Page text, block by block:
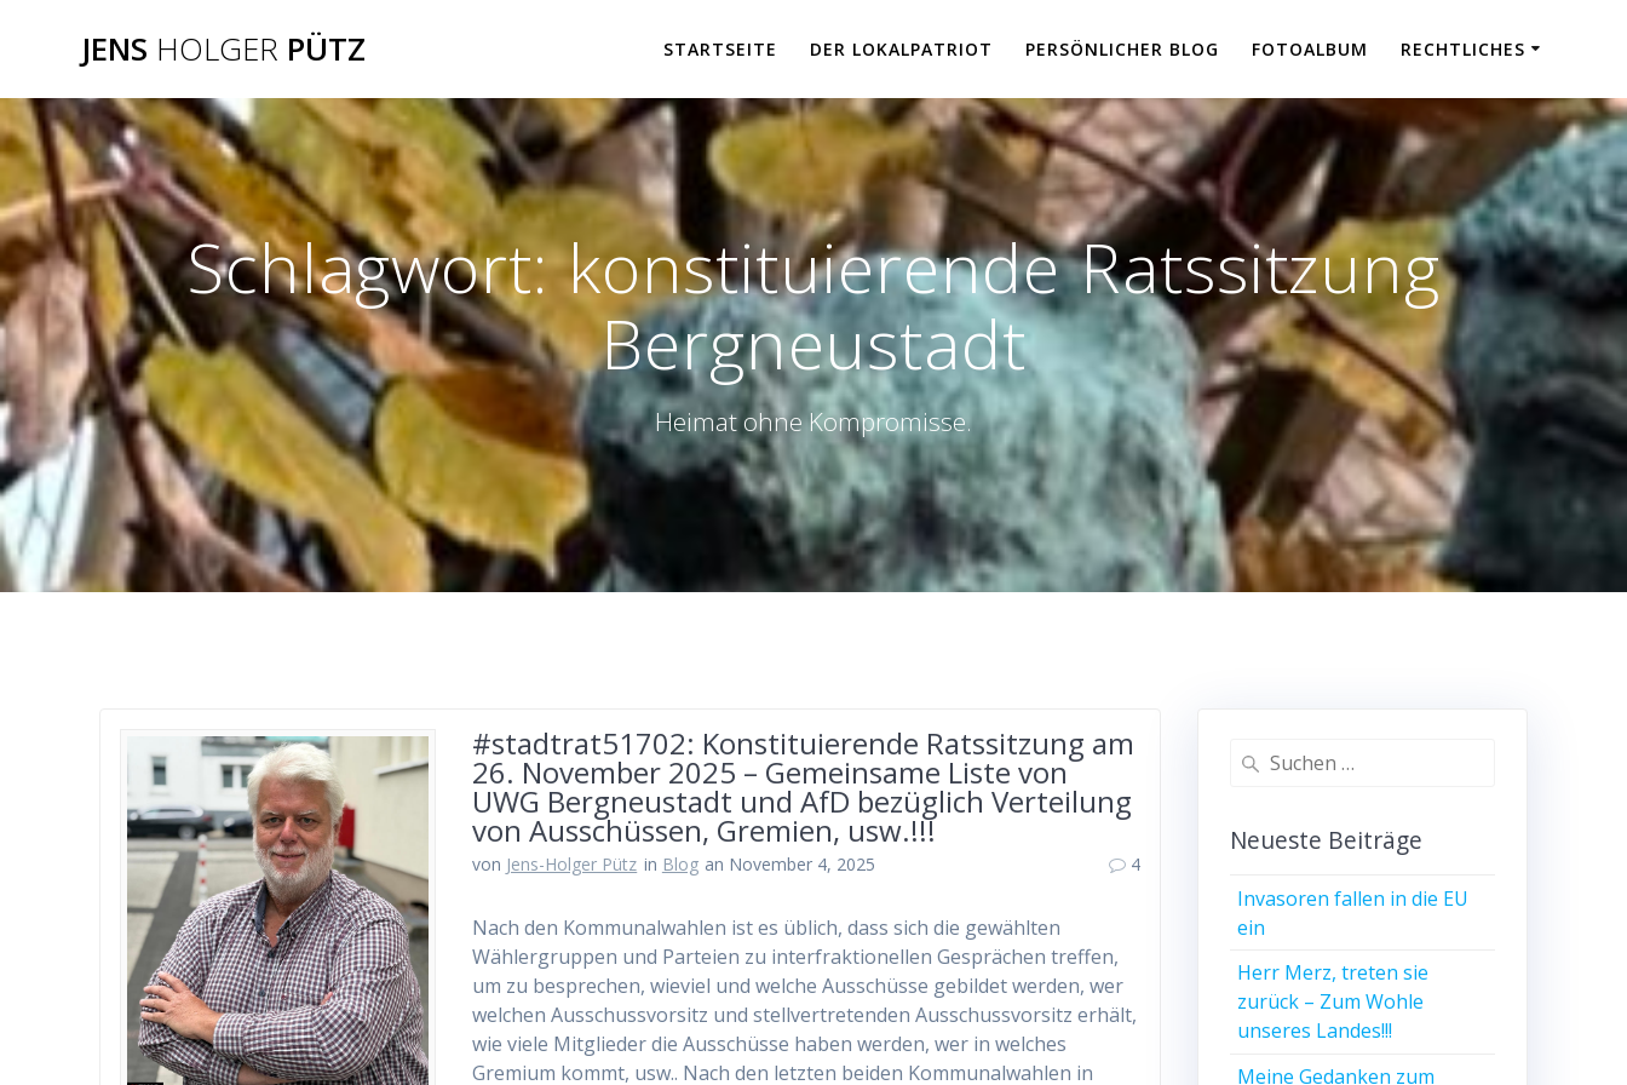
springen
JENS HOLGER PÜTZ STARTSEITE DER LOKALPATRIOT PERSÖNLICHER BLOG FOTOALBUM RECHTLICHES
Schlagwort:konstituierende Ratssitzung
Bergneustadt
Heimat ohne Kompromisse.
#stadtrat51702: Konstituierende Ratssitzung am
26. November 2025 – Gemeinsame Liste von
UWG Bergneustadt und AfD bezüglich Verteilung
von Ausschüssen, Gremien, usw.!!!
von Jens-Holger Pütz in Blog an November 4, 2025 4
Nach den Kommunalwahlen ist es üblich, dass sich die gewählten
Wählergruppen und Parteien zu interfraktionellen Gesprächen treffen,
um zu besprechen, wieviel und welche Ausschüsse gebildet werden, wer
welchen Ausschussvorsitz und stellvertretenden Ausschussvorsitz erhält,
wie viele Mitglieder die Ausschüsse haben werden, wer in welches
Gremium kommt, usw.. Nach den letzten beiden Kommunalwahlen in
Suchen
Neueste Beiträge
Invasoren fallen in die EU
ein
Herr Merz, treten sie
zurück – Zum Wohle
unseres Landes!!!
Meine Gedanken zum